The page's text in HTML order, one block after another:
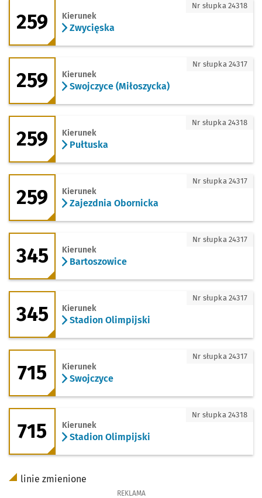
259 Kierunek
Zwycięska
Nr słupka 24318
259 - kierunek Swojczyce (Miłoszycka)
259 Kierunek
Swojczyce (Miłoszycka)
Nr słupka 24317
259 - kierunek Pułtuska
259 Kierunek
Pułtuska
Nr słupka 24318
259 - kierunek Zajezdnia Obornicka
259 Kierunek
Zajezdnia Obornicka
Nr słupka 24317
345 - kierunek Bartoszowice
345 Kierunek
Bartoszowice
Nr słupka 24317
345 - kierunek Stadion Olimpijski
345 Kierunek
Stadion Olimpijski
Nr słupka 24317
715 - kierunek Swojczyce
715 Kierunek
Swojczyce
Nr słupka 24317
715 - kierunek Stadion Olimpijski
715 Kierunek
Stadion Olimpijski
Nr słupka 24318
linie zmienione
REKLAMA